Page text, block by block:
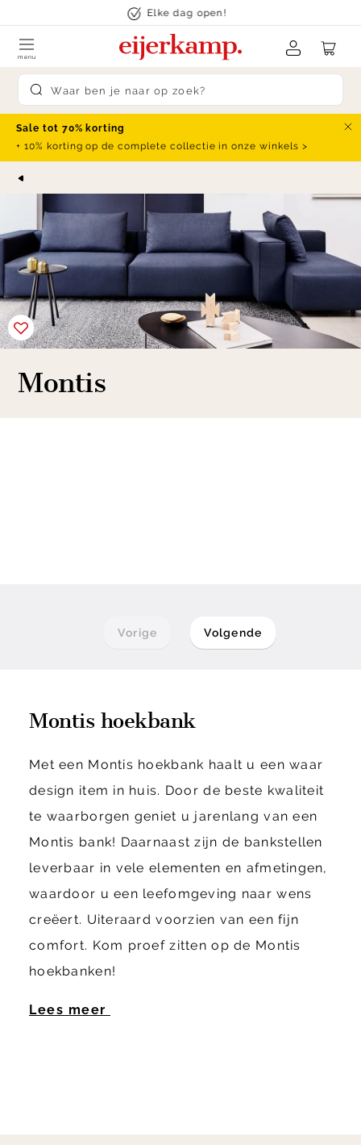
Elke dag open!
Submit search
menu
Sale tot 70% korting
+ 10% korting op de complete collectie in onze winkels >
Montis
Vorige Volgende
Montis hoekbank
Met een Montis hoekbank haalt u een waar
design item in huis. Door de beste kwaliteit
te waarborgen geniet u jarenlang van een
Montis bank! Daarnaast zijn de bankstellen
leverbaar in vele elementen en afmetingen,
waardoor u een leefomgeving naar wens
creëert. Uiteraard voorzien van een fijn
comfort. Kom proef zitten op de Montis
hoekbanken!
Lees meer